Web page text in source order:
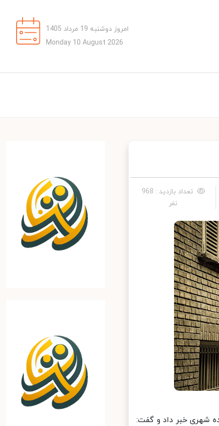
امروز دوشنبه 19 مرداد 1405
Monday 10 August 2026
تعداد بازدید : 968
نفر
فرسوده شهری خبر داد و گفت:‌